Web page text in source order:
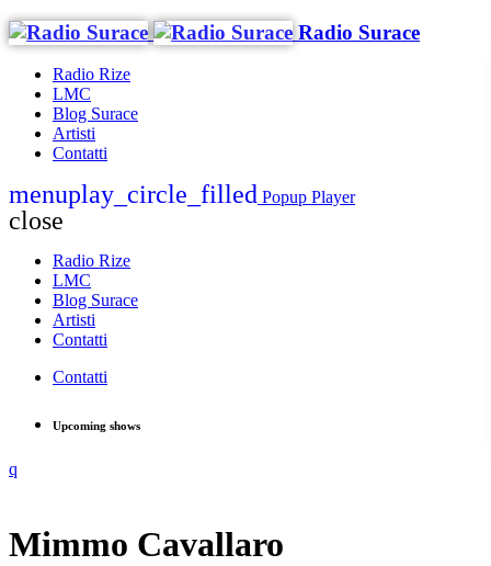
Radio Surace
Radio Rize
LMC
Blog Surace
Artisti
Contatti
menuplay_circle_filled Popup Player
close
Radio Rize
LMC
Blog Surace
Artisti
Contatti
Contatti
Upcoming shows
Mimmo Cavallaro